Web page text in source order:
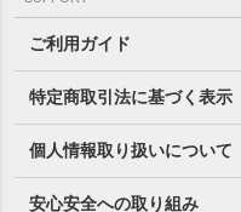
ご利用ガイド
特定商取引法に基づく表示
個人情報取り扱いについて
安心安全への取り組み